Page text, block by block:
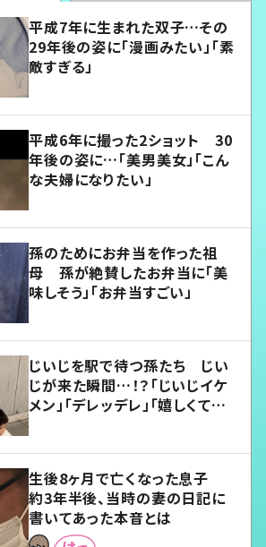
平成7年に生まれた双子…その
29年後の姿に「漫画みたい」「素
敵すぎる」
平成6年に撮った2ショット 30
年後の姿に…「美男美女」「こん
な夫婦になりたい」
孫のためにお弁当を作った祖
母 孫が絶賛したお弁当に「美
味しそう」「お弁当すごい」
じいじを駅で待つ孫たち じい
じが来た瞬間…！？「じいじイケ
メン」「デレッデレ」「嬉しくて可
生後8ヶ月で亡くなった息子
約3年半後、当時の妻の日記に
書いてあった本音とは